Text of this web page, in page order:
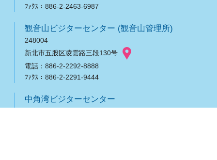
ﾌｧｸｽ：886-2-2463-6987
観音山ビジターセンター (観音山管理所)
248004
新北市五股区凌雲路三段130号
電話：886-2-2292-8888
ﾌｧｸｽ：886-2-2291-9444
中角湾ビジターセンター